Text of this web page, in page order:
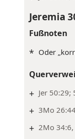
Jeremia
Fußnoten
* Oder
+ Jer 50:29;
+ 3Mo
+ 2Mo 34:6,